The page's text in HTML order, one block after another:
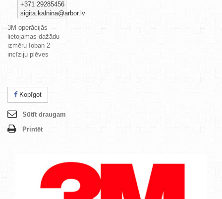
+371 29285456
sigita.kalnina@arbor.lv
3M operācijās
lietojamas dažādu
izmēru Ioban 2
incīziju plēves
Kopīgot
Sūtīt draugam
Printēt